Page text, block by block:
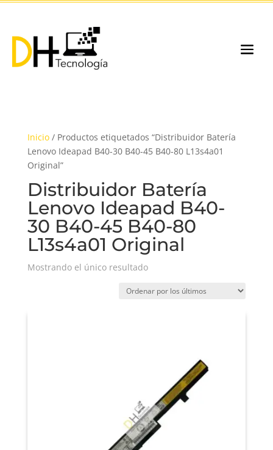
Inicio/ Productos etiquetados “Distribuidor Batería
Lenovo Ideapad B40-30 B40-45 B40-80 L13s4a01
Original”
Distribuidor Batería
Lenovo Ideapad B40-
30 B40-45 B40-80
L13s4a01 Original
Mostrando el único resultado